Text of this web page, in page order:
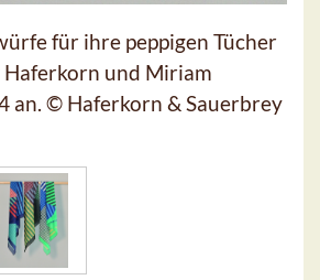
für ihre peppigen Tücher
und Miriam
an. © Haferkorn & Sauerbrey